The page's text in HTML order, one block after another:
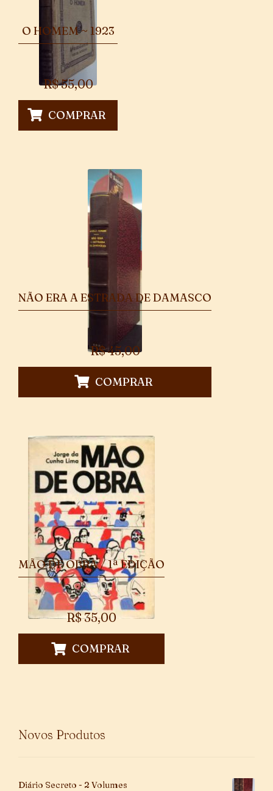
O HOMEM ~ 1923
R$55,00
COMPRAR
NÃO ERA A ESTRADA DE DAMASCO
R$45,00
COMPRAR
MÃO DE OBRA / 1ª EDIÇÃO
R$35,00
COMPRAR
Novos Produtos
Diário Secreto - 2 Volumes